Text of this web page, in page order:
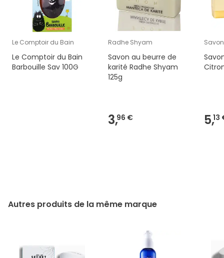
Le Comptoir du Bain
Le Comptoir du Bain
Barbouille Sav 100G
Radhe Shyam
Savon au beurre de
karité Radhe Shyam
125g
3,96 € 5,13
Autres produits de la même marque